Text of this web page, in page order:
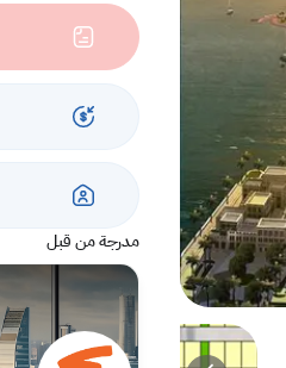
مدرجة من قبل